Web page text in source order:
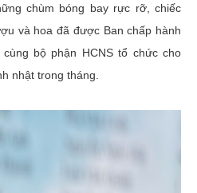
chùm bóng bay rực rỡ, chiếc
và hoa đã được Ban chấp hành
bộ phận HCNS tổ chức cho
nhật trong tháng.